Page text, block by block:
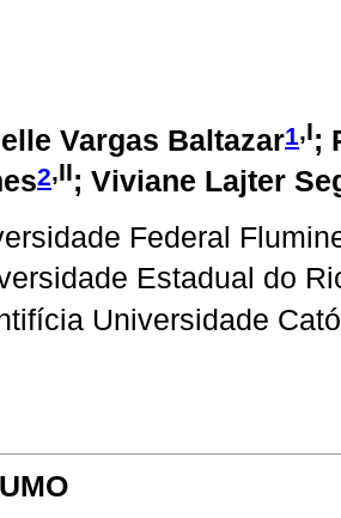
Vargas Baltazar1,I;
2,II; Viviane Lajter
Federal
Estadual do
Universidade